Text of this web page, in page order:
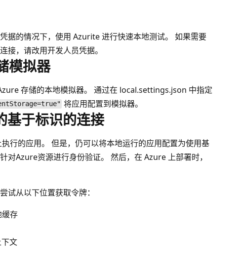
据的情况下，使用 Azurite 进行快速本地测试。 如果需要
接，请改用开发人员凭据。
模拟器
存储的本地模拟器。 通过在 local.settings.json 中指定
将应用配置到模拟器。
基于标识的连接
行的应用。 但是，仍可以将本地运行的应用配置为使用基
对Azure资源进行身份验证。 然后，在 Azure 上部署时，
试从以下位置获取令牌：
存
文